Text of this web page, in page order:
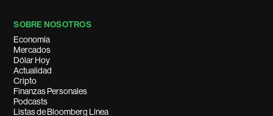
SOBRE NOSOTROS
Economía
Mercados
Dólar Hoy
Actualidad
Cripto
Finanzas Personales
Podcasts
Listas de Bloomberg Línea